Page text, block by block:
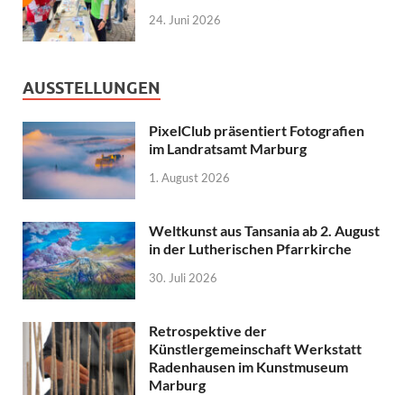
24. Juni 2026
AUSSTELLUNGEN
PixelClub präsentiert Fotografien
im Landratsamt Marburg
1. August 2026
Weltkunst aus Tansania ab 2. August
in der Lutherischen Pfarrkirche
30. Juli 2026
Retrospektive der
Künstlergemeinschaft Werkstatt
Radenhausen im Kunstmuseum
Marburg